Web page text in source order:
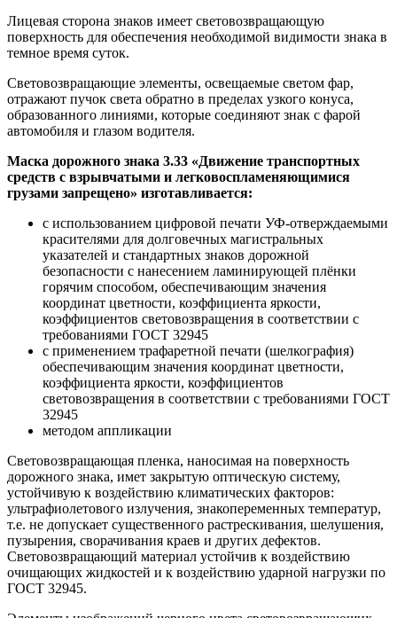
Лицевая сторона знаков имеет световозвращающую
поверхность для обеспечения необходимой видимости знака в
темное время суток.
Световозвращающие элементы, освещаемые светом фар,
отражают пучок света обратно в пределах узкого конуса,
образованного линиями, которые соединяют знак с фарой
автомобиля и глазом водителя.
Маска дорожного знака 3.33 «Движение транспортных
средств с взрывчатыми и легковоспламеняющимися
грузами запрещено» изготавливается:
с использованием цифровой печати УФ-отверждаемыми
красителями для долговечных магистральных
указателей и стандартных знаков дорожной
безопасности с нанесением ламинирующей плёнки
горячим способом, обеспечивающим значения
координат цветности, коэффициента яркости,
коэффициентов световозвращения в соответствии с
требованиями ГОСТ 32945
с применением трафаретной печати (шелкография)
обеспечивающим значения координат цветности,
коэффициента яркости, коэффициентов
световозвращения в соответствии с требованиями ГОСТ
32945
методом аппликации
Световозвращающая пленка, наносимая на поверхность
дорожного знака, имет закрытую оптическую систему,
устойчивую к воздействию климатических факторов:
ультрафиолетового излучения, знакопеременных температур,
т.е. не допускает существенного растрескивания, шелушения,
пузырения, сворачивания краев и других дефектов.
Световозвращающий материал устойчив к воздействию
очищающих жидкостей и к воздействию ударной нагрузки по
ГОСТ 32945.